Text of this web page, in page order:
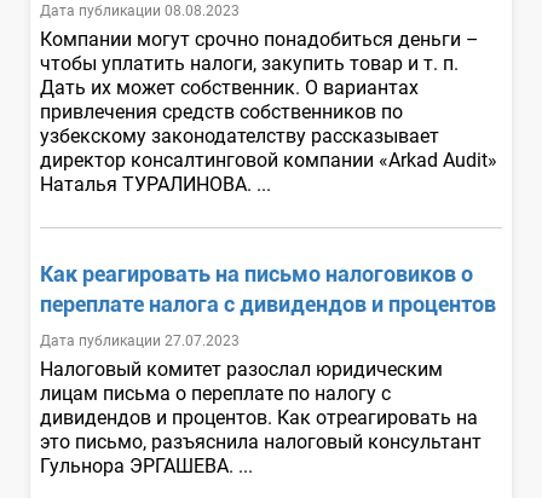
Дата публикации 08.08.2023
Компании могут срочно понадобиться деньги –
чтобы уплатить налоги, закупить товар и т. п.
Дать их может собственник. О вариантах
привлечения средств собственников по
узбекскому законодателству рассказывает
директор консалтинговой компании «Arkad Audit»
Наталья ТУРАЛИНОВА. ...
Как реагировать на письмо налоговиков о
переплате налога с дивидендов и процентов
Дата публикации 27.07.2023
Налоговый комитет разослал юридическим
лицам письма о переплате по налогу с
дивидендов и процентов. Как отреагировать на
это письмо, разъяснила налоговый консультант
Гульнора ЭРГАШЕВА. ...